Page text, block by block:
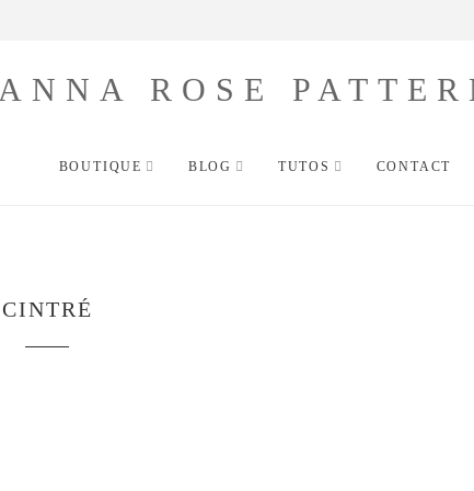
BOUTIQUE BLOG TUTOS CONTACT
CINTRÉ